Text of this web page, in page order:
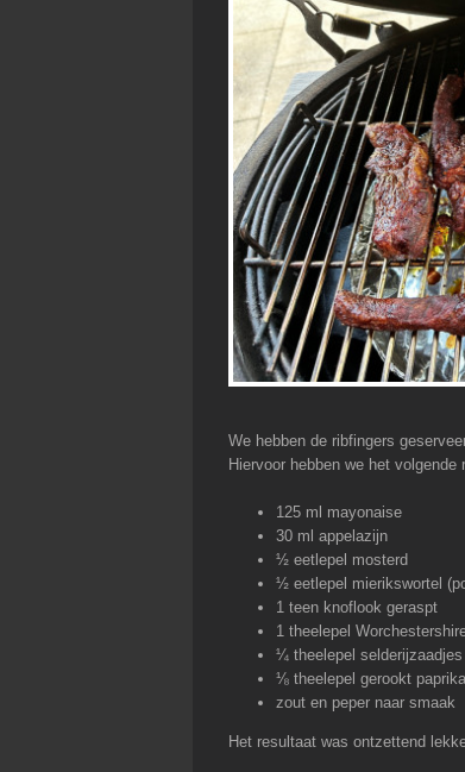
We hebben de ribfingers
Hiervoor hebben we het volgende
125 ml mayonaise
30 ml appelazijn
½ eetlepel mosterd
½ eetlepel mierikswortel
1 teen knoflook geraspt
1 theelepel
¼ theelepel selderijzaadjes
⅛ theelepel gerookt
zout en peper naar smaak
Het resultaat was ontzettend